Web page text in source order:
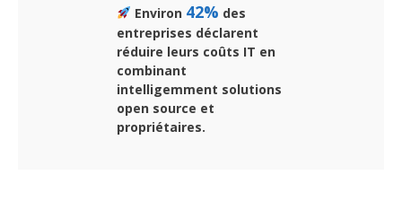
Environ 42% des
entreprises déclarent
réduire leurs coûts IT en
combinant
intelligemment solutions
open source et
propriétaires.